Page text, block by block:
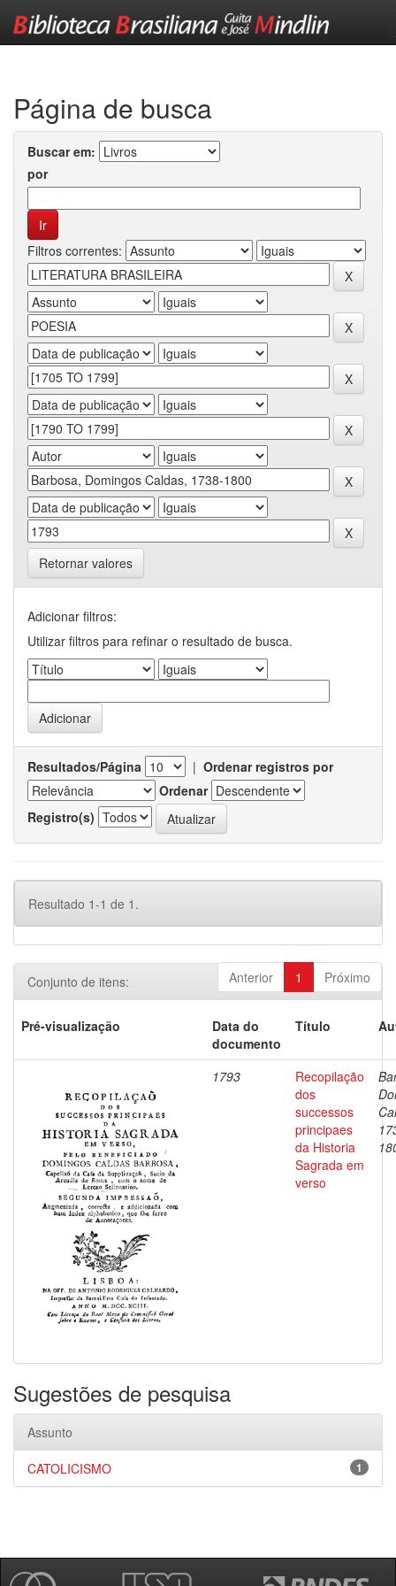
Página de busca
Buscar em:
por
Filtros correntes:
Retornar valores
Adicionar filtros:
Utilizar filtros para refinar o resultado de busca.
Resultados/Página | Ordenar registros por
Ordenar
Registro(s)
Resultado 1-1 de 1.
Anterior 1 Próximo
Conjunto de itens:
Pré-visualização
Data do
documento
Título
1793
Recopilação
dos
successos
principaes
da Historia
Sagrada em
verso
Sugestões de pesquisa
Assunto
1
CATOLICISMO